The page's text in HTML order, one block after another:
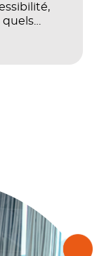
quels
dans